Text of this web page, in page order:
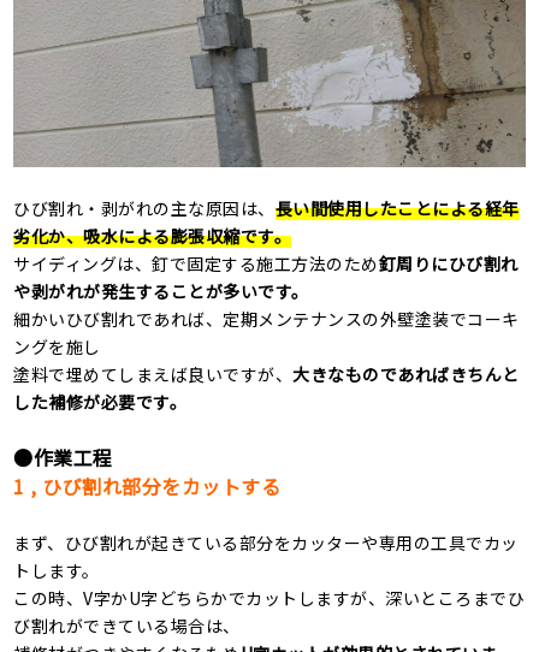
ひび割れ・剥がれの主な原因は、 長い間使用したことによる経年
劣化か、吸水による膨張収縮です。
サイディングは、釘で固定する施工方法のため釘周りにひび割れ
や剥がれが発生することが多いです。
細かいひび割れであれば、定期メンテナンスの外壁塗装でコーキ
ングを施し
塗料で埋めてしまえば良いですが、大きなものであればきちんと
した補修が必要です。
●作業工程
1 , ひび割れ部分をカットする
まず、ひび割れが起きている部分をカッターや専用の工具でカッ
トします。
この時、V字かU字どちらかでカットしますが、深いところまでひ
び割れができている場合は、